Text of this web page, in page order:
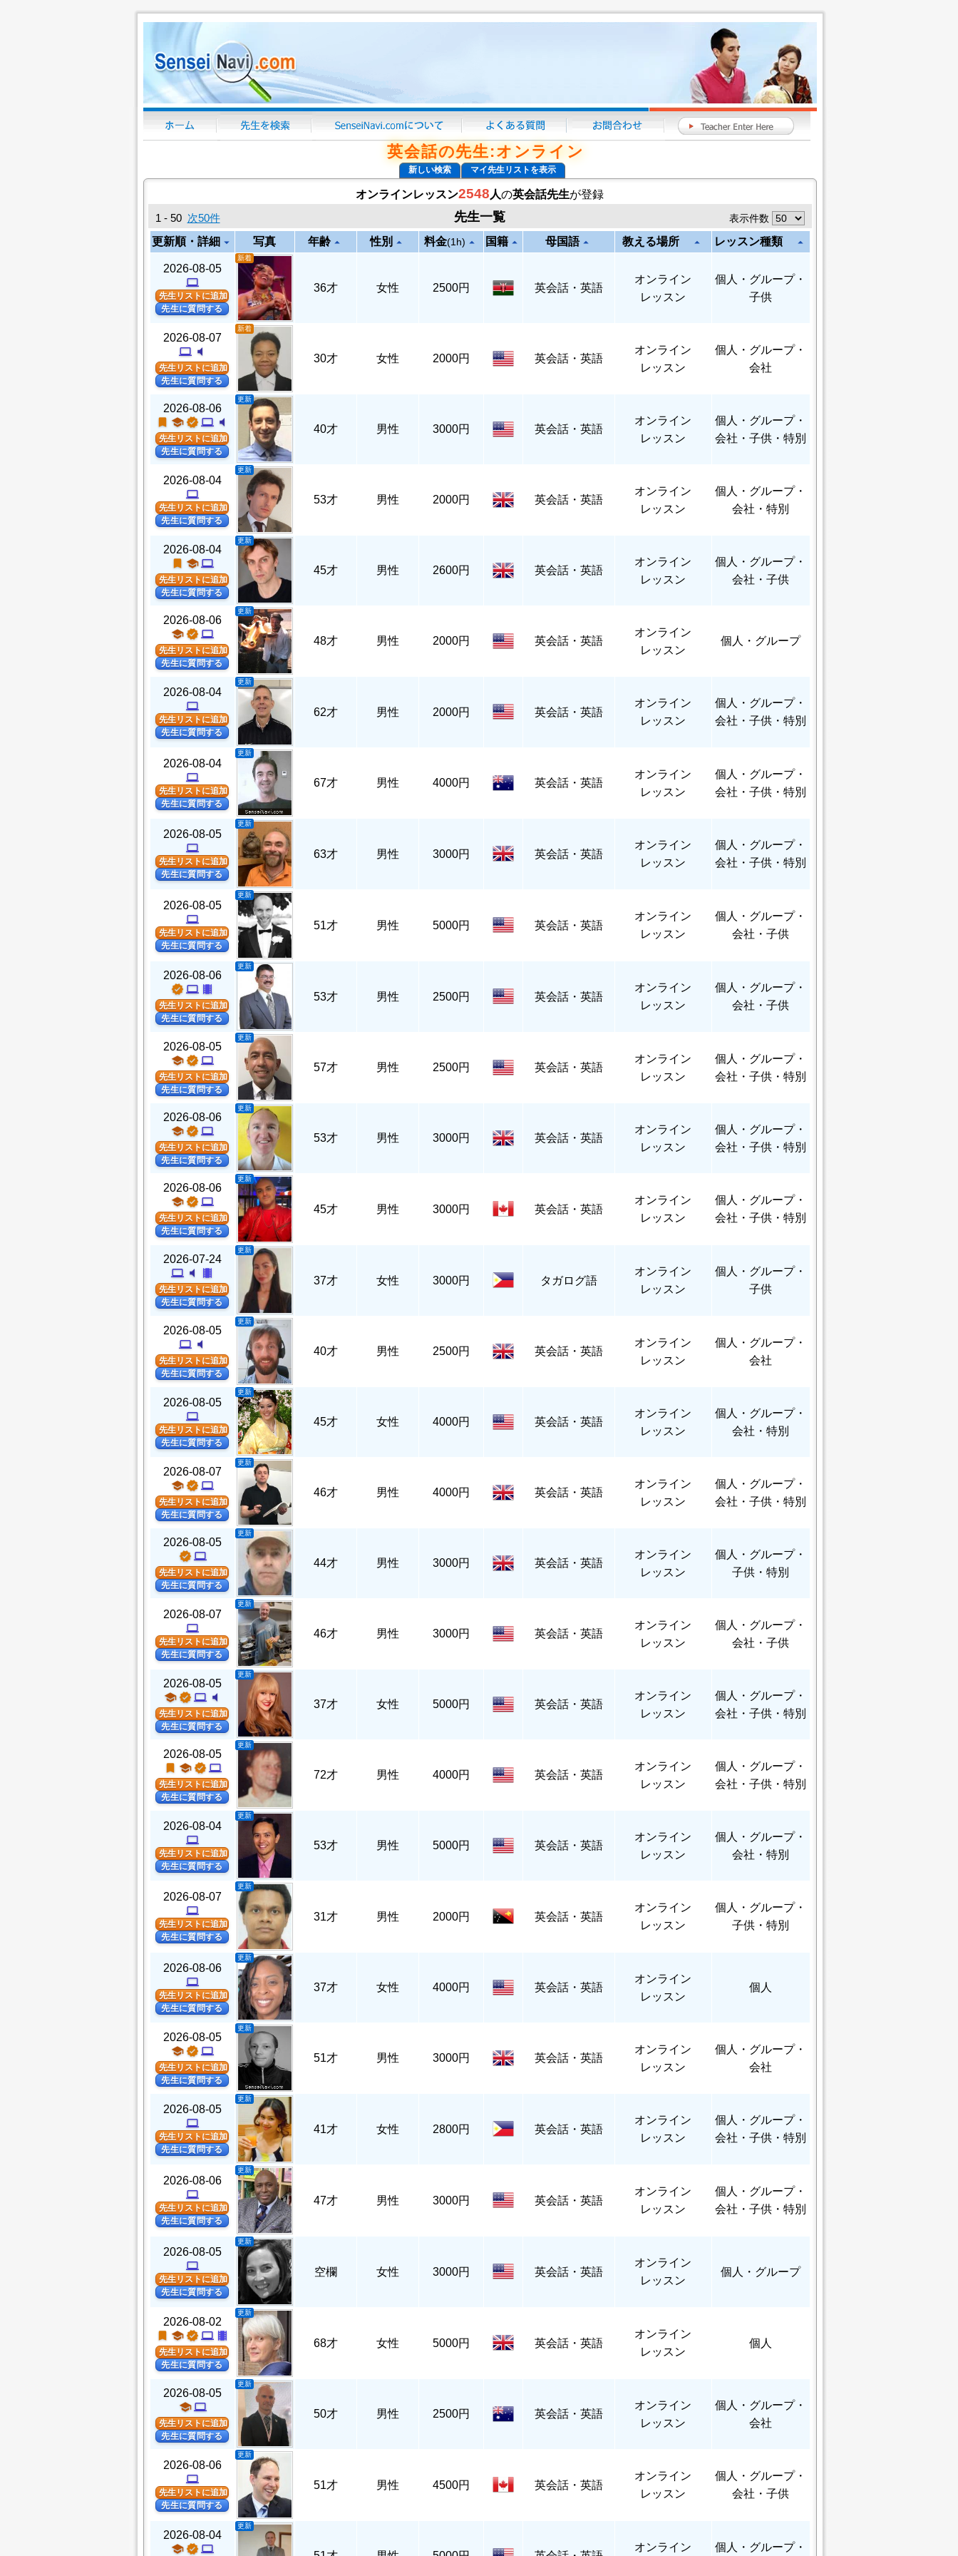
英会話の先生:オンライン
新しい検索 マイ先生リストを表示
オンラインレッスン2548 人の英会話先生が登録
先生一覧
1 - 50 次50件 表示件数
更新順・詳細 arrow_drop_down 写真 年齢arrow_drop_up 性別 arrow_drop_up 料金(1h) arrow_drop_up 国籍arrow_drop_up 母国語arrow_drop_up 教える場所 arrow_drop_up レッスン種類 arrow_drop_up
2026-08-05
computer
先生リストに追加
先生に質問する
新着
36才 女性 2500円 英会話・英語
オンライン
レッスン
個人
・グループ・
子供
2026-08-07
computer volume_mute
先生リストに追加
先生に質問する
新着
30才 女性 2000円 英会話・英語
オンライン
レッスン
個人
・グループ・
会社
2026-08-06
turned_in school verified computer volume_mute
先生リストに追加
先生に質問する
更新
40才 男性 3000円 英会話・英語
オンライン
レッスン
個人
・グループ・
会社・子供・特別
2026-08-04
computer
先生リストに追加
先生に質問する
更新
53才 男性 2000円 英会話・英語
オンライン
レッスン
個人
・グループ・
会社・特別
2026-08-04
turned_in school computer
先生リストに追加
先生に質問する
更新
45才 男性 2600円 英会話・英語
オンライン
レッスン
個人
・グループ・
会社・子供
2026-08-06
school verified computer
先生リストに追加
先生に質問する
更新
48才 男性 2000円 英会話・英語
オンライン
レッスン
個人 ・グループ
2026-08-04
computer
先生リストに追加
先生に質問する
更新
62才 男性 2000円 英会話・英語
オンライン
レッスン
個人
・グループ・
会社・子供・特別
2026-08-04
computer
先生リストに追加
先生に質問する
更新
67才 男性 4000円 英会話・英語
オンライン
レッスン
個人
・グループ・
会社・子供・特別
2026-08-05
computer
先生リストに追加
先生に質問する
更新
63才 男性 3000円 英会話・英語
オンライン
レッスン
個人
・グループ・
会社・子供・特別
2026-08-05
computer
先生リストに追加
先生に質問する
更新
51才 男性 5000円 英会話・英語
オンライン
レッスン
個人
・グループ・
会社・子供
2026-08-06
verified computer theaters
先生リストに追加
先生に質問する
更新
53才 男性 2500円 英会話・英語
オンライン
レッスン
個人
・グループ・
会社・子供
2026-08-05
school verified computer
先生リストに追加
先生に質問する
更新
57才 男性 2500円 英会話・英語
オンライン
レッスン
個人
・グループ・
会社・子供・特別
2026-08-06
school verified computer
先生リストに追加
先生に質問する
更新
53才 男性 3000円 英会話・英語
オンライン
レッスン
個人
・グループ・
会社・子供・特別
2026-08-06
school verified computer
先生リストに追加
先生に質問する
更新
45才 男性 3000円 英会話・英語
オンライン
レッスン
個人
・グループ・
会社・子供・特別
2026-07-24
computer volume_mute theaters
先生リストに追加
先生に質問する
更新
37才 女性 3000円 タガログ語
オンライン
レッスン
個人
・グループ・
子供
2026-08-05
computer volume_mute
先生リストに追加
先生に質問する
更新
40才 男性 2500円 英会話・英語
オンライン
レッスン
個人
・グループ・
会社
2026-08-05
computer
先生リストに追加
先生に質問する
更新
45才 女性 4000円 英会話・英語
オンライン
レッスン
個人
・グループ・
会社・特別
2026-08-07
school verified computer
先生リストに追加
先生に質問する
更新
46才 男性 4000円 英会話・英語
オンライン
レッスン
個人
・グループ・
会社・子供・特別
2026-08-05
verified computer
先生リストに追加
先生に質問する
更新
44才 男性 3000円 英会話・英語
オンライン
レッスン
個人
・グループ・
子供・特別
2026-08-07
computer
先生リストに追加
先生に質問する
更新
46才 男性 3000円 英会話・英語
オンライン
レッスン
個人
・グループ・
会社・子供
2026-08-05
school verified computer volume_mute
先生リストに追加
先生に質問する
更新
37才 女性 5000円 英会話・英語
オンライン
レッスン
個人
・グループ・
会社・子供・特別
2026-08-05
turned_in school verified computer
先生リストに追加
先生に質問する
更新
72才 男性 4000円 英会話・英語
オンライン
レッスン
個人
・グループ・
会社・子供・特別
2026-08-04
computer
先生リストに追加
先生に質問する
更新
53才 男性 5000円 英会話・英語
オンライン
レッスン
個人
・グループ・
会社・特別
2026-08-07
computer
先生リストに追加
先生に質問する
更新
31才 男性 2000円 英会話・英語
オンライン
レッスン
個人
・グループ・
子供・特別
2026-08-06
computer
先生リストに追加
先生に質問する
更新
37才 女性 4000円 英会話・英語
オンライン
レッスン
個人
2026-08-05
school verified computer
先生リストに追加
先生に質問する
更新
51才 男性 3000円 英会話・英語
オンライン
レッスン
個人
・グループ・
会社
2026-08-05
computer
先生リストに追加
先生に質問する
更新
41才 女性 2800円 英会話・英語
オンライン
レッスン
個人
・グループ・
会社・子供・特別
2026-08-06
computer
先生リストに追加
先生に質問する
更新
47才 男性 3000円 英会話・英語
オンライン
レッスン
個人
・グループ・
会社・子供・特別
2026-08-05
computer
先生リストに追加
先生に質問する
更新
空欄 女性 3000円 英会話・英語
オンライン
レッスン
個人 ・グループ
2026-08-02
turned_in school verified computer theaters
先生リストに追加
先生に質問する
更新
68才 女性 5000円 英会話・英語
オンライン
レッスン
個人
2026-08-05
school computer
先生リストに追加
先生に質問する
更新
50才 男性 2500円 英会話・英語
オンライン
レッスン
個人
・グループ・
会社
2026-08-06
computer
先生リストに追加
先生に質問する
更新
51才 男性 4500円 英会話・英語
オンライン
レッスン
個人
・グループ・
会社・子供
2026-08-04
school verified computer
更新
オンライン 個人 ・グループ・